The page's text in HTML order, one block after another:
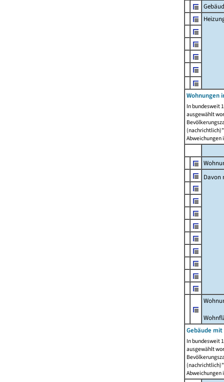
Wohnungen
In bundesweit
ausgewählt
Abweichungen
Davon
Gebäude
In bundesweit
ausgewählt
Abweichungen